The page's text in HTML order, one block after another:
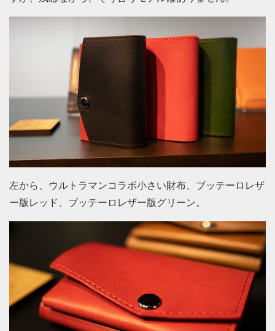
左から、ウルトラマンコラボ小さい財布、ブッテーロレザ
ー版レッド、ブッテーロレザー版グリーン。